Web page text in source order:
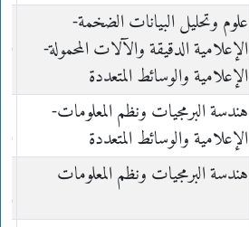
علوم وتحليل البيانات الضخمة-
الإعلامية الدقيقة والآلات المحمولة-
الإعلامية والوسائط المتعددة
هندسة البرمجيات ونظم المعلومات-
الإعلامية والوسائط المتعددة
هندسة البرمجيات ونظم المعلومات